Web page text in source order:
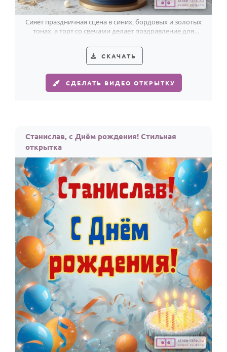
Сияет праздничная сцена в синих, бордовых и золотых
тонах, а торт со свечами делает поздравление для
СКАЧАТЬ
СДЕЛАТЬ ВИДЕО ОТКРЫТКУ
Станислав, с Днём рождения! Стильная
открытка